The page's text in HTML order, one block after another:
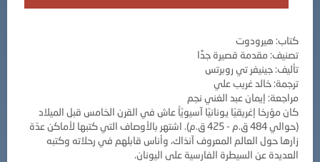
كتاب: هيرودوت
تصنيف: مقدمة قصيرة جدٍّا
تأليف: جينيفر تي روبرتس
ترجمة: خالد غريب علي
مراجعة: إيمان عبد الغني نجم
كان مؤرخا إغريقيًا يونانيًا آسيويًاً عاش في القرن الخامس قبل الميلاد
(حوالي 484 ق.م - 425 ق.م). اشتهر بالأوصاف التي كتبها لأماكن عدّة
زارها حول العالم المعروف آنذاك، وأناس قابلهم في رحلاته وكتبه
العديدة عن السيطرة الفارسية على اليونان.